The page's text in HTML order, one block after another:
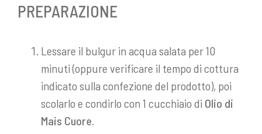
PREPARAZIONE
Lessare il bulgur in acqua salata per 10
minuti (oppure verificare il tempo di cottura
indicato sulla confezione del prodotto), poi
scolarlo e condirlo con 1 cucchiaio di Olio di
Mais Cuore